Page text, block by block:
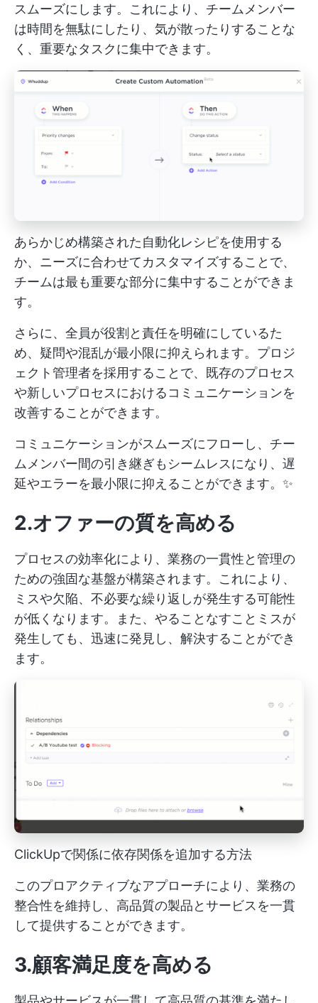
スムーズにします。これにより、チームメンバー
は時間を無駄にしたり、気が散ったりすることな
く、重要なタスクに集中できます。
あらかじめ構築された自動化レシピを使用する
か、ニーズに合わせてカスタマイズすることで、
チームは最も重要な部分に集中することができま
す。
さらに、全員が役割と責任を明確にしているた
め、疑問や混乱が最小限に抑えられます。プロジ
ェクト管理者を採用することで、既存のプロセス
や新しいプロセスにおけるコミュニケーションを
改善することができます。
コミュニケーションがスムーズにフローし、チー
ムメンバー間の引き継ぎもシームレスになり、遅
延やエラーを最小限に抑えることができます。✨
2.オファーの質を高める
プロセスの効率化により、業務の一貫性と管理の
ための強固な基盤が構築されます。これにより、
ミスや欠陥、不必要な繰り返しが発生する可能性
が低くなります。また、やることなすことミスが
発生しても、迅速に発見し、解決することができ
ます。
ClickUpで関係に依存関係を追加する方法
このプロアクティブなアプローチにより、業務の
整合性を維持し、高品質の製品とサービスを一貫
して提供することができます。
3.顧客満足度を高める